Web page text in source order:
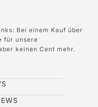
Bei einem Kauf über
für unsere
keinen Cent mehr.